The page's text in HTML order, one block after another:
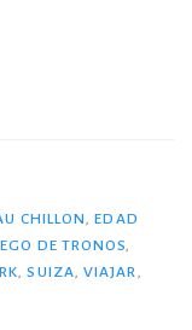
CHILLON ,EDAD
DE TRONOS
,SUIZA ,VIAJAR